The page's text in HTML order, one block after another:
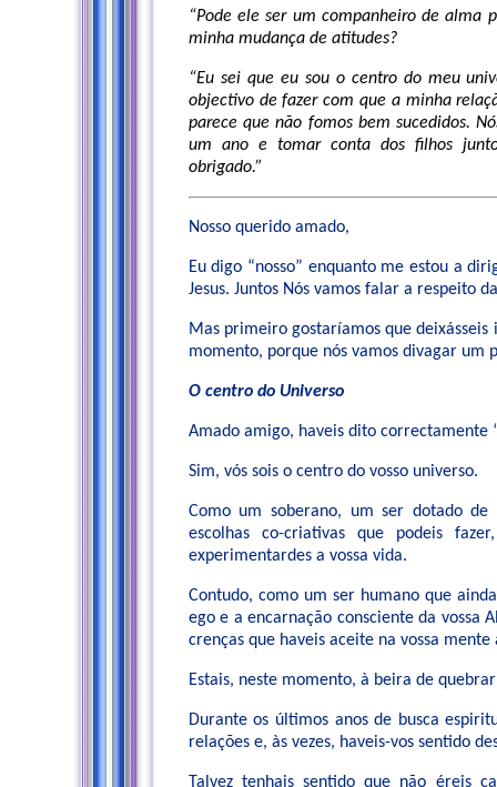
“Pode ele ser um companheiro de alma
minha mudança de atitudes?
“Eu sei que eu sou o centro do meu
objectivo de fazer com que a minha
parece que não fomos bem sucedidos.
um ano e tomar conta dos filhos
obrigado.”
Nosso querido amado,
Eu digo “nosso” enquanto me estou a
Jesus. Juntos Nós vamos falar a respeito
Mas primeiro gostaríamos que
momento, porque nós vamos divagar um
O centro do Universo
Amado amigo, haveis dito correctamente
Sim, vós sois o centro do vosso universo.
Como um soberano, um ser dotado
escolhas co-criativas que podeis
experimentardes a vossa vida.
Contudo, como um ser humano que
ego e a encarnação consciente da vossa
crenças que haveis aceite na vossa
Estais, neste momento, à beira de
Durante os últimos anos de busca
relações e, às vezes, haveis-vos sentido
Talvez tenhais sentido que não éreis